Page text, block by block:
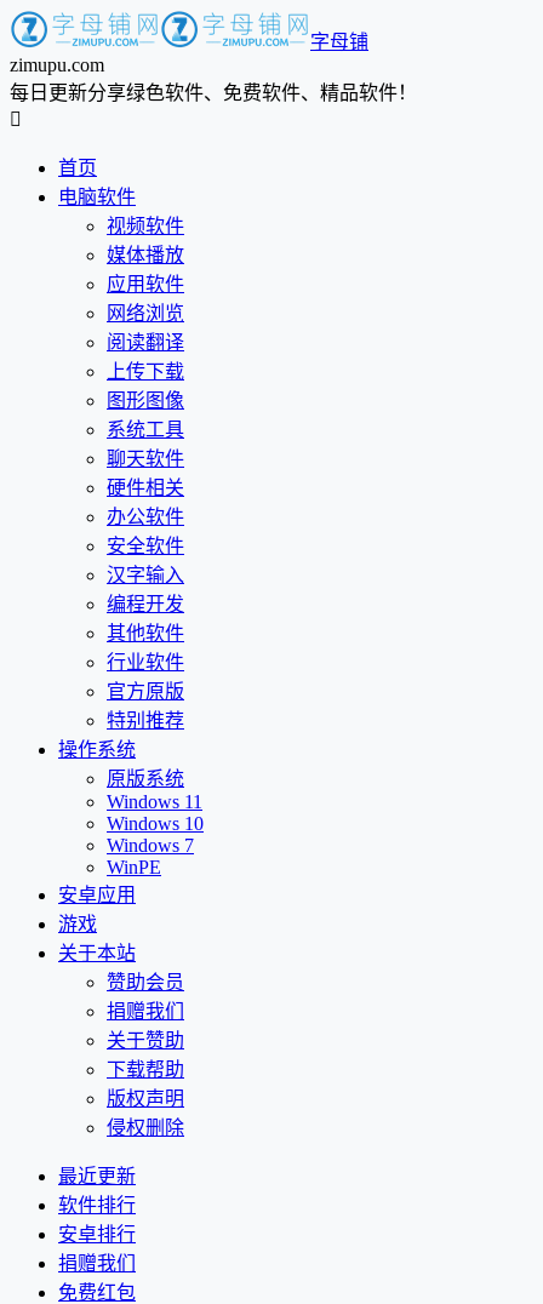
字母铺
zimupu.com
每日更新分享绿色软件、免费软件、精品软件！

首页
电脑软件
视频软件
媒体播放
应用软件
网络浏览
阅读翻译
上传下载
图形图像
系统工具
聊天软件
硬件相关
办公软件
安全软件
汉字输入
编程开发
其他软件
行业软件
官方原版
特别推荐
操作系统
原版系统
Windows 11
Windows 10
Windows 7
WinPE
安卓应用
游戏
关于本站
赞助会员
捐赠我们
关于赞助
下载帮助
版权声明
侵权删除
最近更新
软件排行
安卓排行
捐赠我们
免费红包